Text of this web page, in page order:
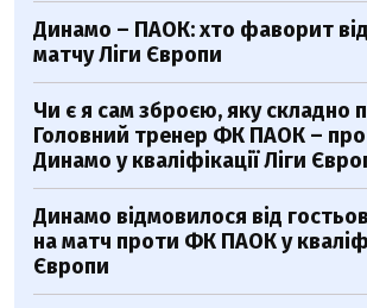
Динамо – ПАОК: хто фаворит
матчу Ліги Європи
Чи є я сам зброєю, яку складно
Головний тренер ФК ПАОК – про
Динамо у кваліфікації Ліги
Динамо відмовилося від
на матч проти ФК ПАОК у
Європи